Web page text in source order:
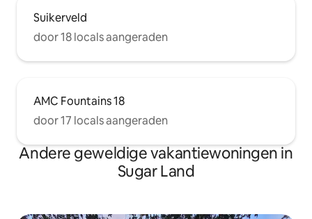
Suikerveld
door 18 locals aangeraden
AMC Fountains 18
door 17 locals aangeraden
Andere geweldige vakantiewoningen in
Sugar Land